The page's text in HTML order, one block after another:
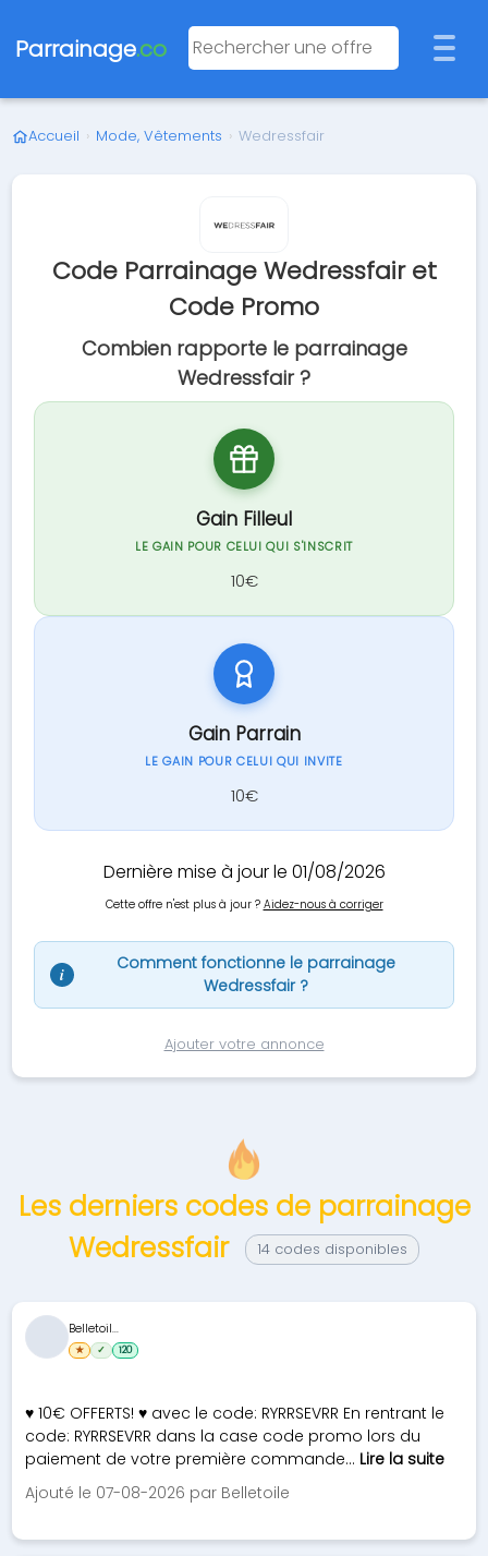
Parrainage.co
Accueil › Mode, Vêtements › Wedressfair
Code Parrainage Wedressfair et
Code Promo
Combien rapporte le parrainage
Wedressfair ?
Gain Filleul
LE GAIN POUR CELUI QUI S'INSCRIT
10€
Gain Parrain
LE GAIN POUR CELUI QUI INVITE
10€
Dernière mise à jour le 01/08/2026
Cette offre n'est plus à jour ? Aidez-nous à corriger
i
Comment fonctionne le parrainage
Wedressfair ?
Ajouter votre annonce
Les derniers codes de parrainage
Wedressfair
14 codes disponibles
♥ 10€ OFFERTS! ♥ avec le code: RYRRSEVRR En rentrant le
code: RYRRSEVRR dans la case code promo lors du
paiement de votre première commande... Lire la suite
Ajouté le 07-08-2026 par Belletoile
Belletoil...
★ ✓ 120